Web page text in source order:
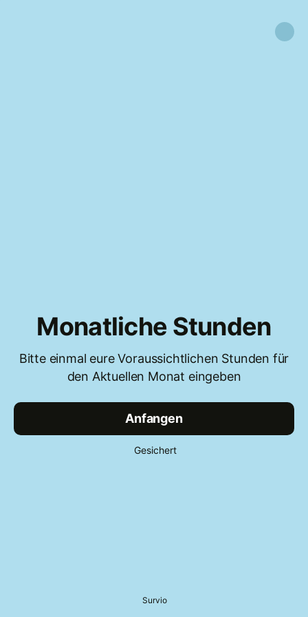
Monatliche Stunden
Bitte einmal eure Voraussichtlichen Stunden für
den Aktuellen Monat eingeben
Anfangen
Gesichert
Survio